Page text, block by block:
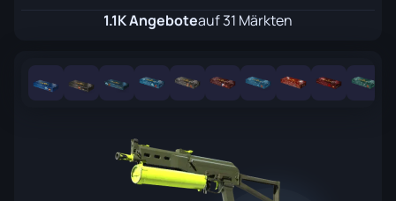
1.1K Angeboteauf 31 Märkten